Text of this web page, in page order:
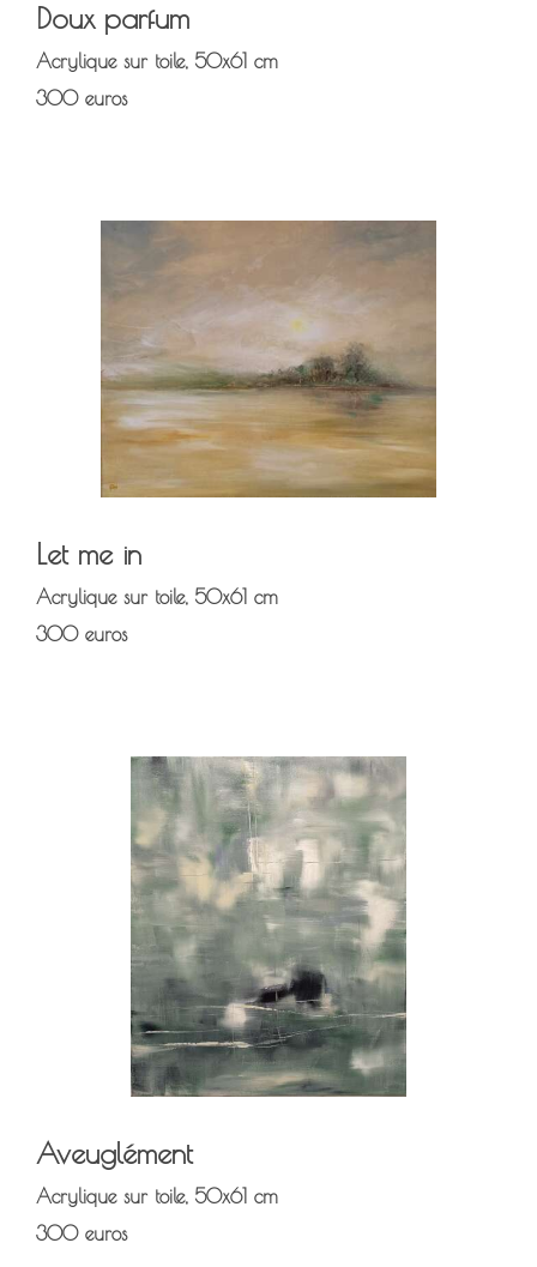
Doux parfum
Acrylique sur toile, 50x61 cm
300 euros
Let me in
Acrylique sur toile, 50x61 cm
300 euros
Aveuglément
Acrylique sur toile, 50x61 cm
300 euros